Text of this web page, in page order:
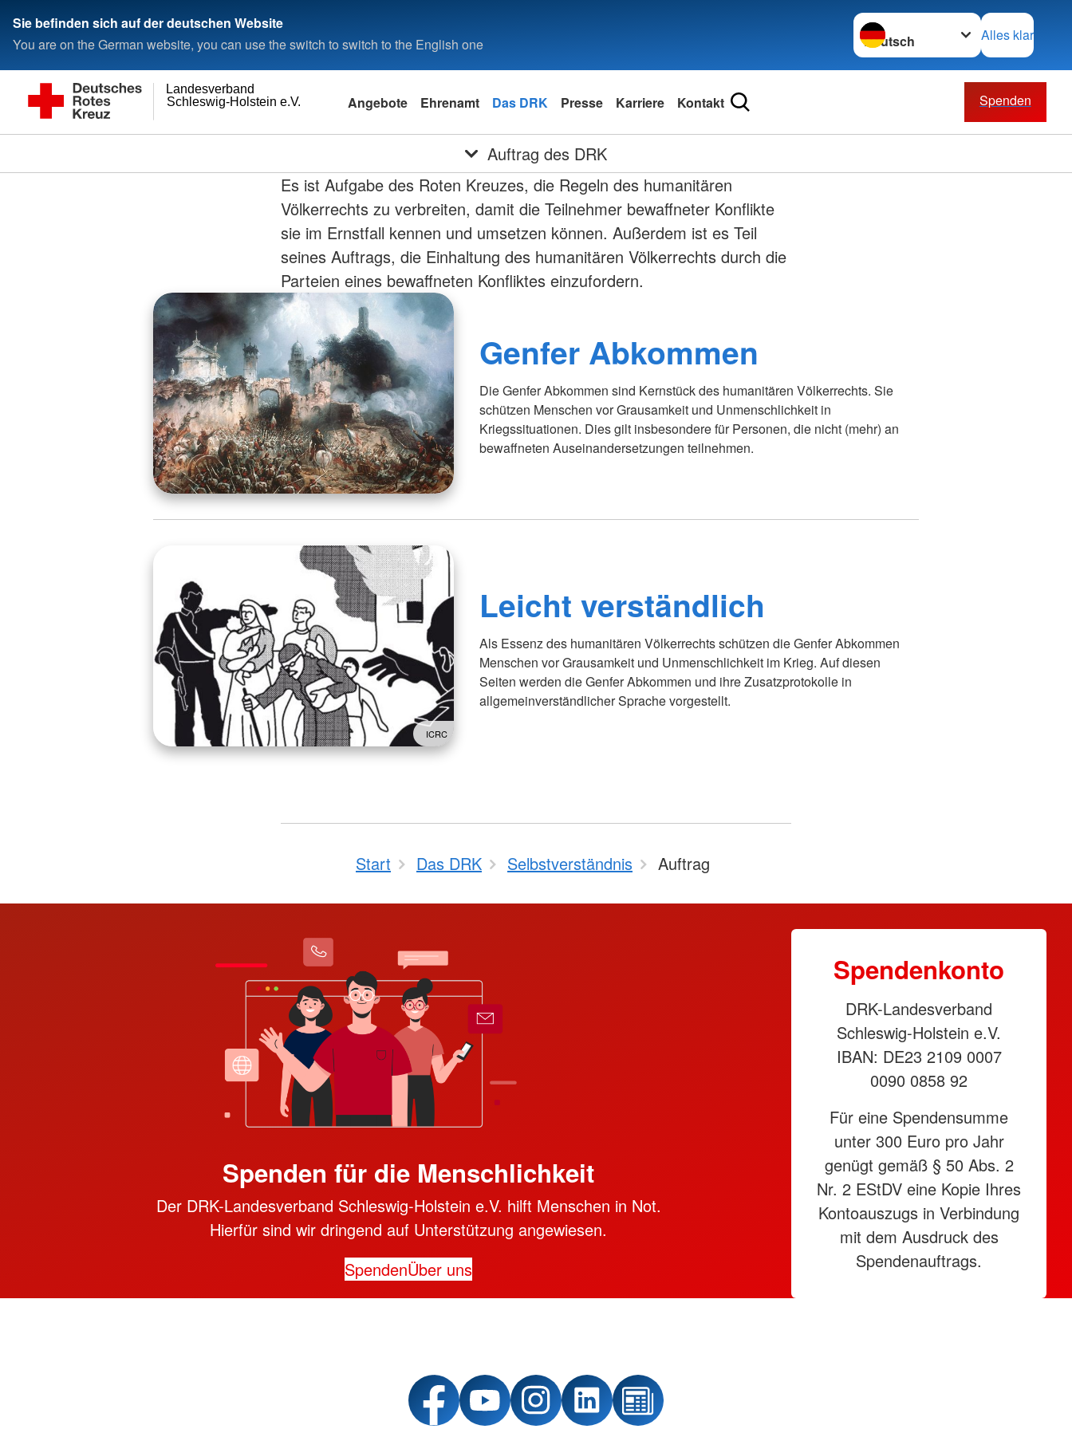
Sie befinden sich auf der deutschen Website
You are on the German website, you can use the switch to switch to the English one
Sprache wechseln zu
Alles klar
Schleswig-Holstein e.V.
Landesverband
Angebote Ehrenamt Das DRK Presse Karriere Kontakt Spenden
Auftrag des DRK
Es ist Aufgabe des Roten Kreuzes, die Regeln des humanitären
Völkerrechts zu verbreiten, damit die Teilnehmer bewaffneter Konflikte
sie im Ernstfall kennen und umsetzen können. Außerdem ist es Teil
seines Auftrags, die Einhaltung des humanitären Völkerrechts durch die
Parteien eines bewaffneten Konfliktes einzufordern.
Genfer Abkommen
Die Genfer Abkommen sind Kernstück des humanitären Völkerrechts. Sie
schützen Menschen vor Grausamkeit und Unmenschlichkeit in
Kriegssituationen. Dies gilt insbesondere für Personen, die nicht (mehr) an
bewaffneten Auseinandersetzungen teilnehmen.
ICRC
Leicht verständlich
Als Essenz des humanitären Völkerrechts schützen die Genfer Abkommen
Menschen vor Grausamkeit und Unmenschlichkeit im Krieg. Auf diesen
Seiten werden die Genfer Abkommen und ihre Zusatzprotokolle in
allgemeinverständlicher Sprache vorgestellt.
Start Das DRK Selbstverständnis Auftrag
Spenden für die Menschlichkeit
Der DRK-Landesverband Schleswig-Holstein e.V. hilft Menschen in Not.
Hierfür sind wir dringend auf Unterstützung angewiesen.
SpendenÜber uns
Spendenkonto
DRK-Landesverband
Schleswig-Holstein e.V.
IBAN: DE23 2109 0007
0090 0858 92
Für eine Spendensumme
unter 300 Euro pro Jahr
genügt gemäß § 50 Abs. 2
Nr. 2 EStDV eine Kopie Ihres
Kontoauszugs in Verbindung
mit dem Ausdruck des
Spendenauftrags.